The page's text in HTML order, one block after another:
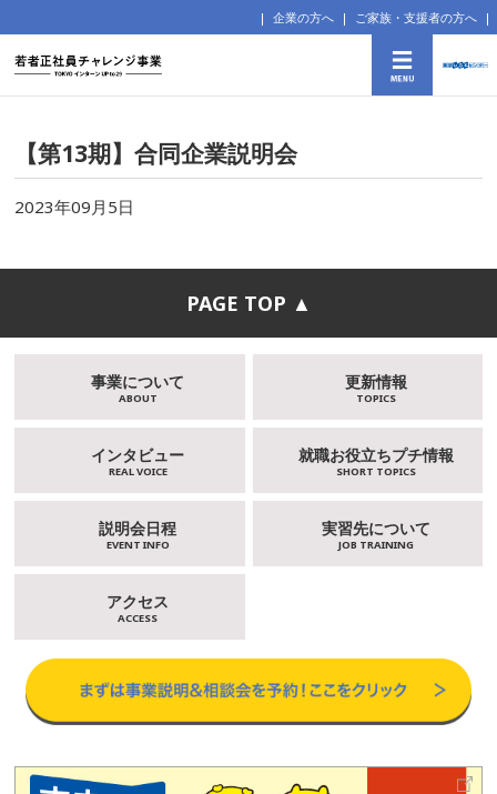
企業の方へ ご家族・支援者の方へ
【第13期】合同企業説明会
2023年09月5日
PAGE TOP ▲
事業について
ABOUT
更新情報
TOPICS
インタビュー
REAL VOICE
就職お役立ちプチ情報
SHORT TOPICS
説明会日程
EVENT INFO
実習先について
JOB TRAINING
アクセス
ACCESS